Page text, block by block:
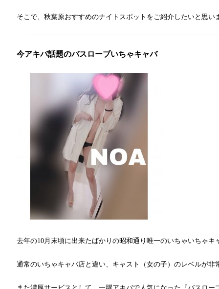
そこで、秋葉原おすすめのナイトスポットをご紹介したいと思い
今アキバ話題のバスローブいちゃキャバ
去年の10月末頃に出来たばかりの昭和通り唯一のいちゃいちゃキ
通常のいちゃキャバ店と違い、キャスト（女の子）のレベルが非